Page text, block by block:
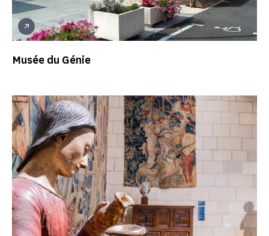
Musée du Génie